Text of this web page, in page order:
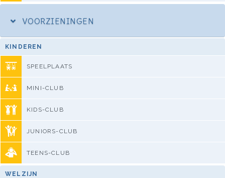
VOORZIENINGEN
KINDEREN
SPEELPLAATS
MINI-CLUB
KIDS-CLUB
JUNIORS-CLUB
TEENS-CLUB
WELZIJN